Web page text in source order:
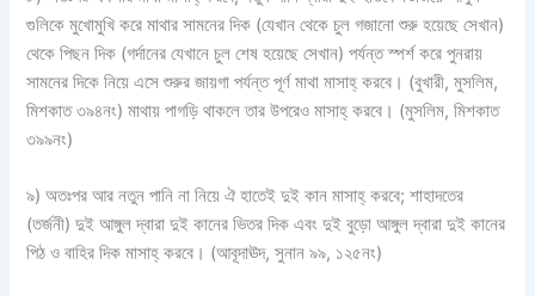
গুলিকে মুখোমুখি করে মাথার সামনের দিক (যেখান থেকে চুল গজানো শুরু হয়েছে সেখান)
থেকে পিছন দিক (গর্দানের যেখানে চুল শেষ হয়েছে সেখান) পর্যন্ত স্পর্শ করে পুনরায়
সামনের দিকে নিয়ে এসে শুরুর জায়গা পর্যন্ত পূর্ণ মাথা মাসাহ্‌ করবে। (বুখারী, মুসলিম,
মিশকাত ৩৯৪নং) মাথায় পাগড়ি থাকলে তার উপরেও মাসাহ্‌ করবে। (মুসলিম, মিশকাত
৩৯৯নং)
৯) অতঃপর আর নতুন পানি না নিয়ে ঐ হাতেই দুই কান মাসাহ্‌ করবে; শাহাদতের
(তর্জনী) দুই আঙ্গুল দ্বারা দুই কানের ভিতর দিক এবং দুই বুড়ো আঙ্গুল দ্বারা দুই কানের
পিঠ ও বাহির দিক মাসাহ্‌ করবে। (আবূদাঊদ, সুনান ৯৯, ১২৫নং)